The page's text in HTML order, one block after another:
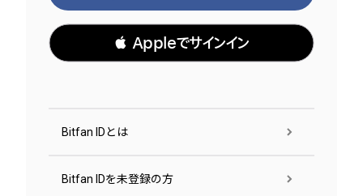
 Appleでサインイン
Bitfan IDとは
Bitfan IDを未登録の方